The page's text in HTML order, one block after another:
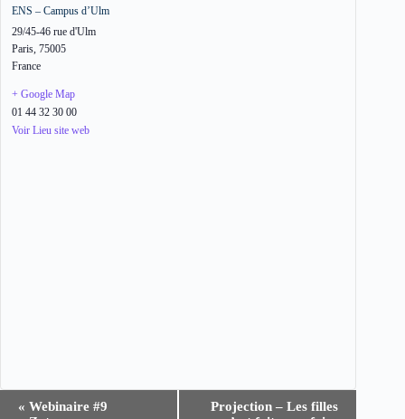
ENS – Campus d’Ulm
29/45-46 rue d'Ulm
Paris, 75005
France
+ Google Map
01 44 32 30 00
Voir Lieu site web
« Webinaire #9
Projection – Les filles